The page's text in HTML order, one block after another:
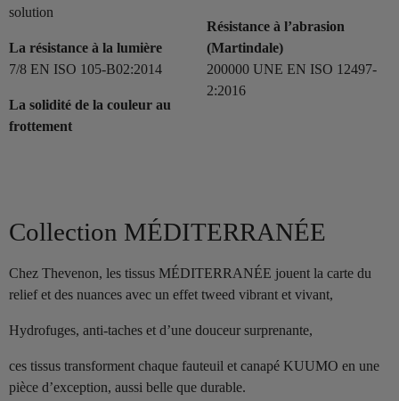
solution
La résistance à la lumière
7/8 EN ISO 105-B02:2014
La solidité de la couleur au
frottement
Résistance à l’abrasion
(Martindale)
200000 UNE EN ISO 12497-
2:2016
Collection MÉDITERRANÉE
Chez Thevenon, les tissus MÉDITERRANÉE jouent la carte du
relief et des nuances avec un effet tweed vibrant et vivant,
Hydrofuges, anti-taches et d’une douceur surprenante,
ces tissus transforment chaque fauteuil et canapé KUUMO en une
pièce d’exception, aussi belle que durable.